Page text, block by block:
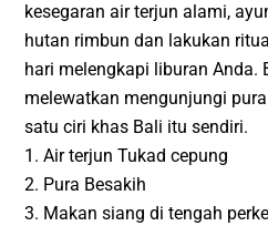
kesegaran air terjun alami,
hutan rimbun dan lakukan
hari melengkapi liburan Anda.
melewatkan mengunjungi
satu ciri khas Bali itu sendiri.
1. Air terjun Tukad cepung
2. Pura Besakih
3. Makan siang di tengah